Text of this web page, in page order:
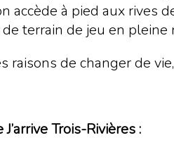
accède à pied aux rives
terrain de jeu en
raisons de changer de
Trois-Rivières :